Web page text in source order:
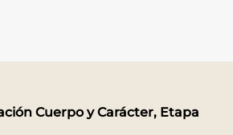
Cuerpo y Carácter, Etapa